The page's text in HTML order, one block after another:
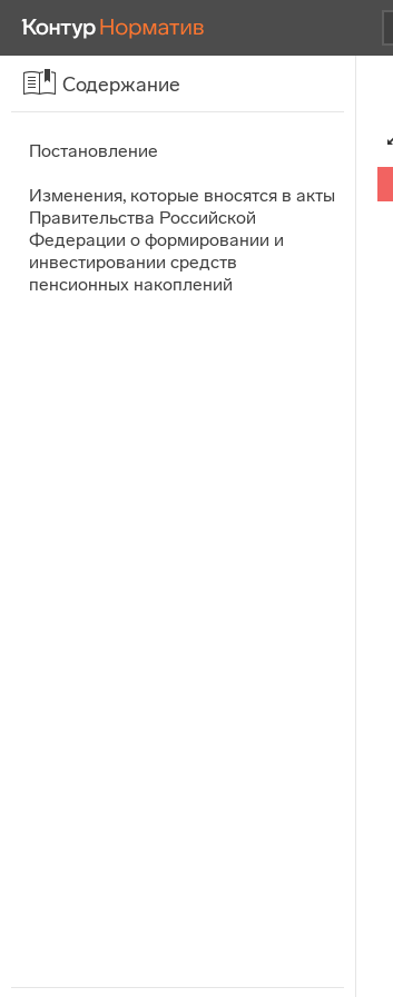
Содержание
Постановление
Изменения, которые вносятся в акты
Правительства Российской
Федерации о формировании и
инвестировании средств
пенсионных накоплений